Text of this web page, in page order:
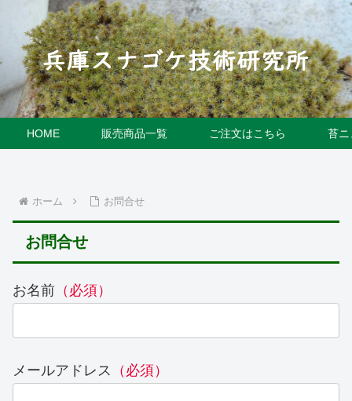
HOME 販売商品一覧 ご注文はこちら 苔
ホーム お問合せ
お問合せ
お名前 （必須）
メールアドレス （必須）